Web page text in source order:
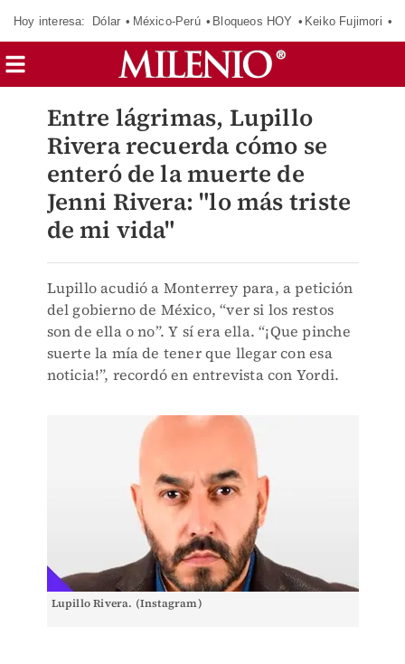
Hoy interesa: Dólar México-Perú Bloqueos HOY Keiko Fujimori
Entre lágrimas, Lupillo
Rivera recuerda cómo se
enteró de la muerte de
Jenni Rivera: "lo más triste
de mi vida"
Lupillo acudió a Monterrey para, a petición
del gobierno de México, “ver si los restos
son de ella o no”. Y sí era ella. “¡Que pinche
suerte la mía de tener que llegar con esa
noticia!”, recordó en entrevista con Yordi.
Lupillo Rivera. (Instagram)